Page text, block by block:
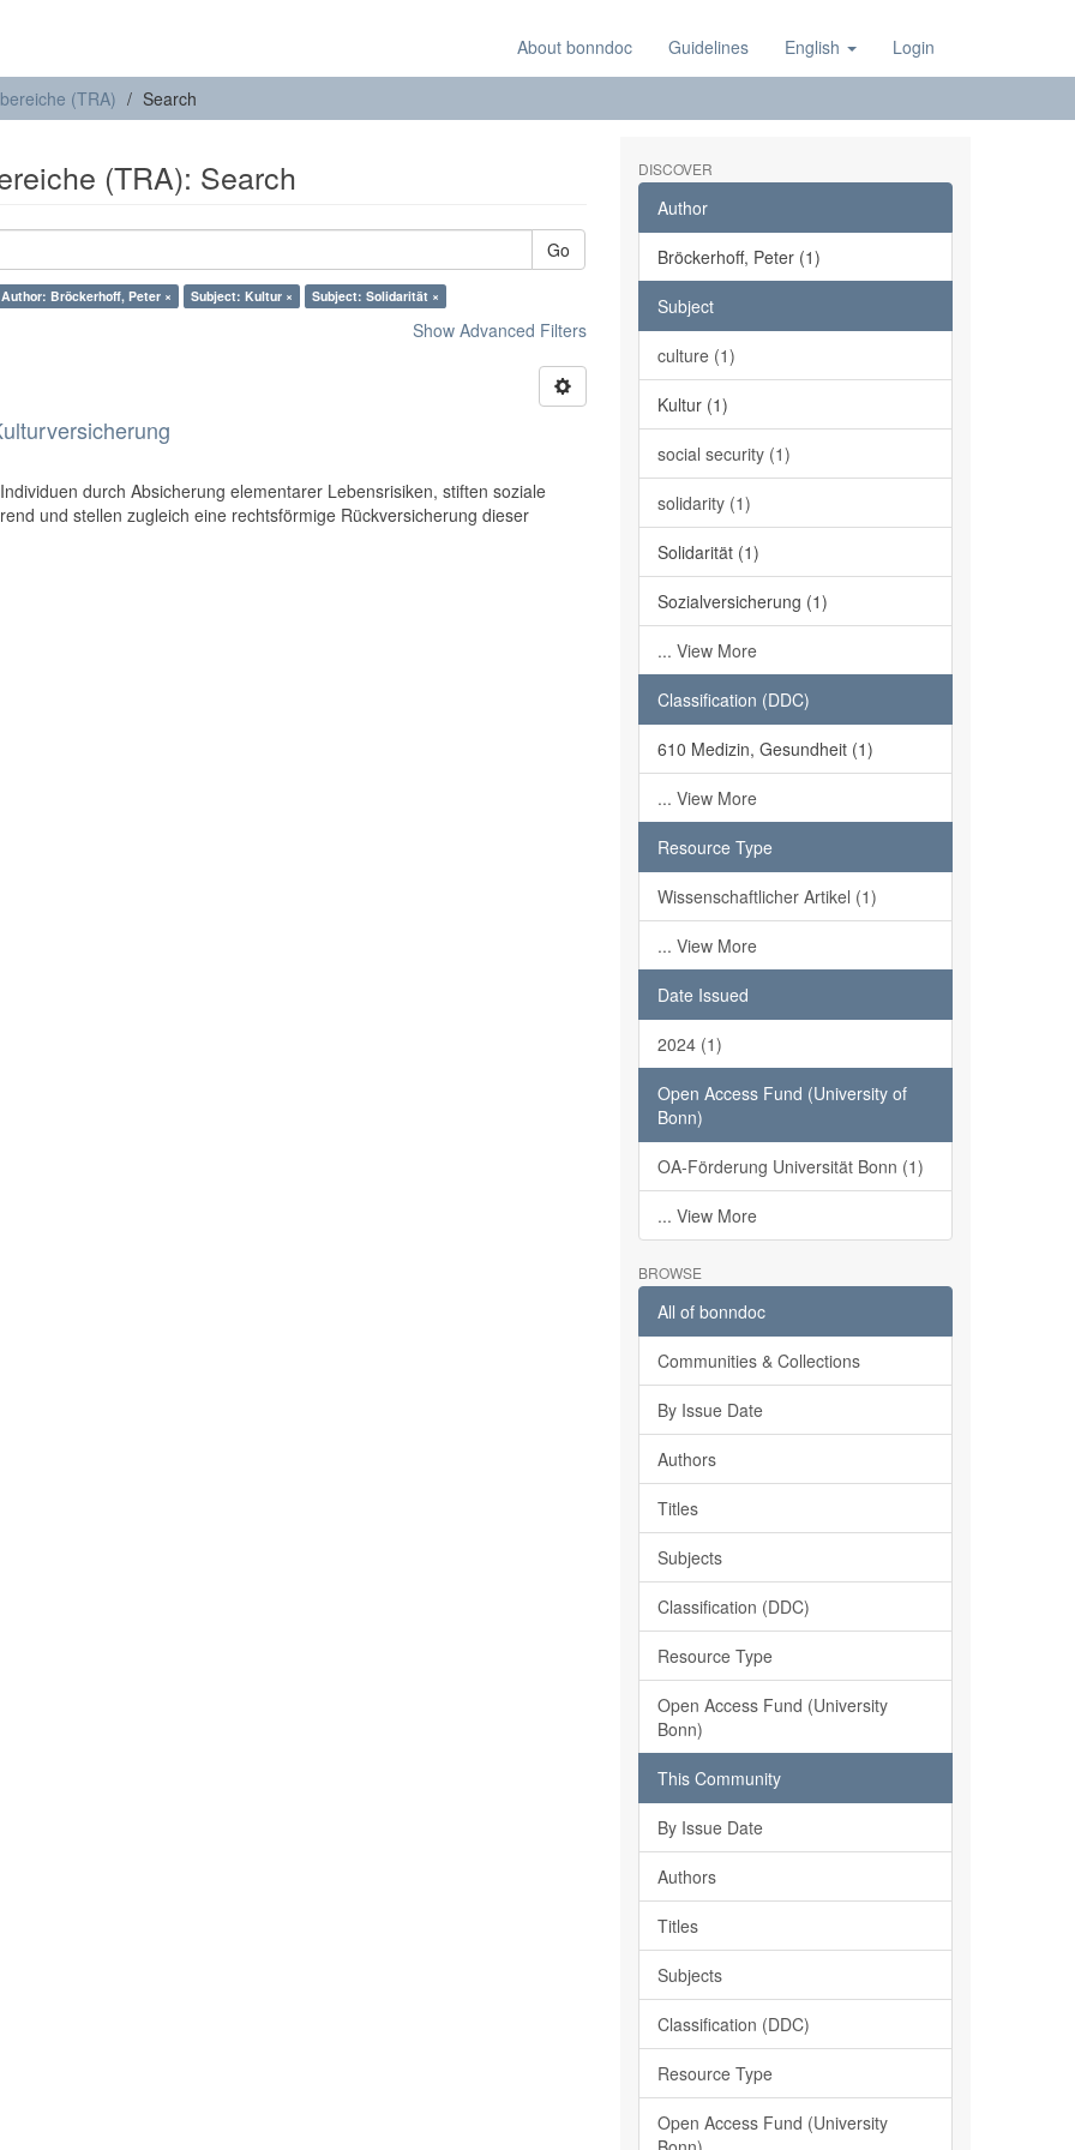
About bonndoc Guidelines English Login
(TRA) Search
(TRA): Search
Go
Author: Bröckerhoff, Peter × Subject: Kultur × Subject: Solidarität ×
Show Advanced Filters
durch Absicherung elementarer Lebensrisiken, stiften soziale
und stellen zugleich eine rechtsförmige Rückversicherung dieser
DISCOVER
Author
Bröckerhoff, Peter (1)
Subject
culture (1)
Kultur (1)
social security (1)
solidarity (1)
Solidarität (1)
Sozialversicherung (1)
... View More
Classification (DDC)
610 Medizin, Gesundheit (1)
... View More
Resource Type
Wissenschaftlicher Artikel (1)
... View More
Date Issued
2024 (1)
Open Access Fund (University of
Bonn)
OA-Förderung Universität Bonn (1)
... View More
BROWSE
All of bonndoc
Communities & Collections
By Issue Date
Authors
Titles
Subjects
Classification (DDC)
Resource Type
Open Access Fund (University
Bonn)
This Community
By Issue Date
Authors
Titles
Subjects
Classification (DDC)
Resource Type
Open Access Fund (University